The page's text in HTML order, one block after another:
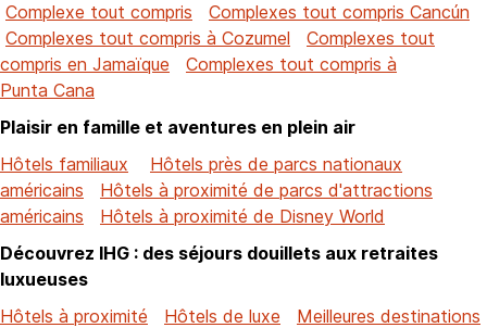
Complexe tout compris
Complexes tout compris Cancún
Complexes tout compris à Cozumel
Complexes tout
compris en Jamaïque
Complexes tout compris à
Punta Cana
Plaisir en famille et aventures en plein air
Hôtels familiaux
Hôtels près de parcs nationaux
américains
Hôtels à proximité de parcs d'attractions
américains
Hôtels à proximité de Disney World
Découvrez IHG : des séjours douillets aux retraites
luxueuses
Hôtels à proximité
Hôtels de luxe
Meilleures destinations